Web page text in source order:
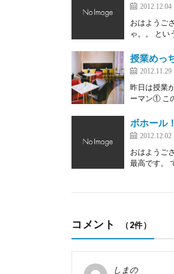
2012.12.04
おはようご
ゃ。。 とい
授業めっ
2012.11.29
昨日は授業
ーマン① こ
ボホール
2012.12.02
おはようご
最高です。
コメント （2件）
しまの